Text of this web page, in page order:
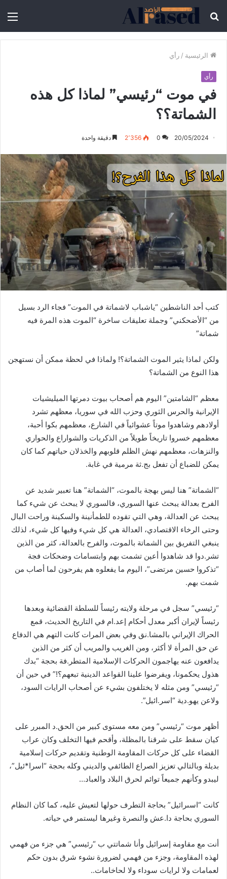
الرئيسية / رأي
رأي
في موت “رئيسي” لماذا كل هذه
الشماتة؟؟
20/05/2024
0 2٬356 دقيقة واحدة
كتب أحد الناشطين “ياشباب لاشماتة في الموت” فجاء الرد بسيل
من “الأضحكني” وجملة تعليقات ساخرة “الموت هذه المرة فيه
شماتة”
ولكن لماذا يثير الموت الشماتة؟! ولماذا في لحظة ممكن أن نستهجن
هذا النوع من الشماتة؟
معظم “الشامتين” اليوم هم أصحاب بيوت دمرتها الميليشيات
الإيرانية والحرس الثوري وحزب الله في سوريا، معظهم تشرد
أولادهم وشاهدوا موتاً عشوائياً في الشارع، معظمهم بكوا أحبة،
معظمهم خسروا تاريخاً طويلاً من الذكريات والشواراع والحواري
والنزهات، معظمهم نهش الظلم قلوبهم والخذلان حياتهم كما كان
يمكن للضباع أن تفعل بج.ثة مرمية في غابة.
“الشماتة” هنا ليس بهجة بالموت، “الشماتة” هنا تعبير شديد عن
الفرح بعدالة يبحث عنها السوري، فالسوري لا يبحث عن شيء كما
يبحث عن العدالة، وهي التي تقوده للطمأنينة والسكينة وراحت البال
وحتى الرخاء الاقتصادي، العدالة هي كل شيء وفيها كل شيء، لذلك
ينبغي التفريق بين الشماتة بالموت، والفرح بالعدالة، كثر من الذين
تشر.دوا قد شاهدوا أعين تشمت بهم وابتسامات وضحكات فجة
“تذكروا حسين مرتضى”، اليوم ما يفعلوه هم يفرحون لما أصاب من
شمت بهم.
“رئيسي” سجل في مرحلة ولايته رئيساً للسلطة القضائية وبعدها
رئيساً لإيران أكبر معدل أحكام إعد.ام في التاريخ الحديث، قمع
الحراك الإيراني بالمشا.نق وفي بعض المرات كانت التهم هي الدفاع
عن حق المرأة لا أكثر، ومن الغريب والمريب أن كثر من الذين
يدافعون عنه يهاجمون الحركات الإسلامية المتطر.فة بحجة “بدك
هذول يحكمونا، ويفرضوا علينا القواعد الدينية تبعهم؟!” في حين أن
“رئيسي” ومن مثله لا يختلفون بشيء عن أصحاب الرايات السود،
ولاعن يهو.دية “اسر.ائيل”.
أظهر موت “رئيسي” ومن معه مستوى كبير من الحق.د المبرر على
كيان سقط على شرقنا بالمظلة، وأقحم فيها التخلف وكان عراب
القضاء على كل حركات المقاومة الوطنية وتقديم حركات إسلامية
بديلة وبالتالي تعزيز الصراع الطائفي والديني وكله بحجة “اسرا*ئيل”،
ليبدو وكأنهم جميعاً توائم لحرق البلاد والعباد…
كانت “اسىرائيل” بحاجة التطرف حولها لتعيش عليه، كما كان النظام
السوري بحاجة دا.عش والنصرة وغيرها ليستمر في حياته.
أنت مع مقاومة إسرائيل وأنا شماتتي ب “رئيسي” هي جزء من فهمي
لهذه المقاومة، وجزء من فهمي لضرورة نشوء شرق بدون حكم
لعمامات ولا لرايات سوداء ولا لحاخامات..